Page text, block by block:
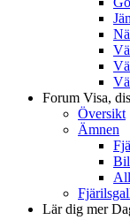
Forum Visa,
Översikt
Ämnen
Lär dig mer